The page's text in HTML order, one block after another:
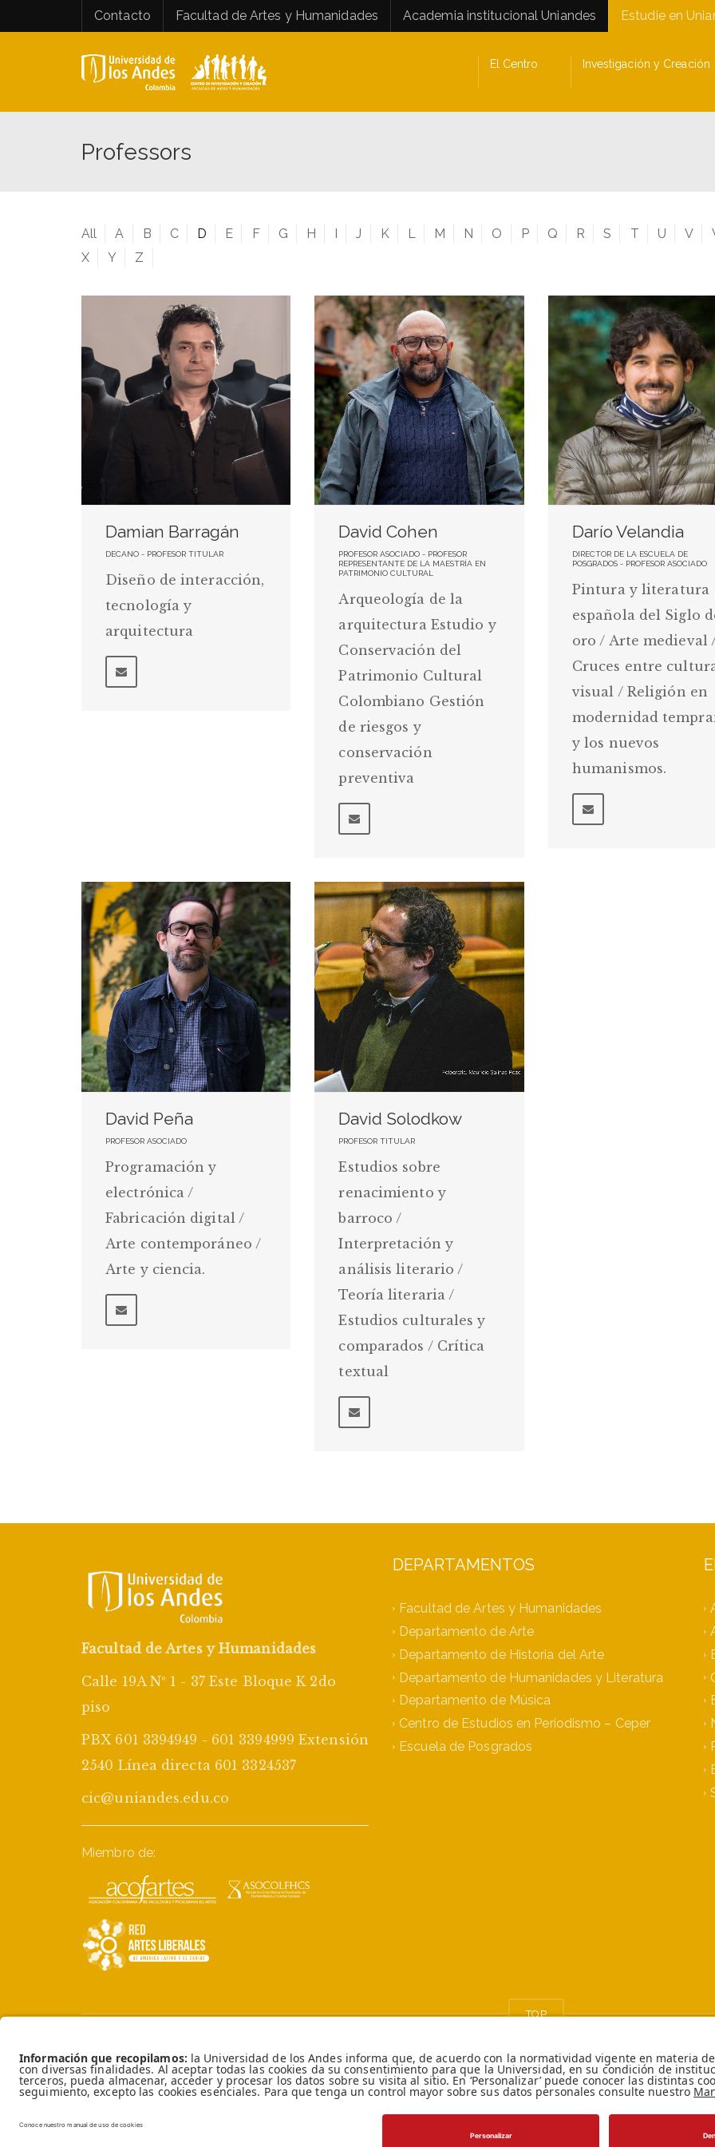
Contacto Facultad de Artes y Humanidades Academia institucional Uniandes Estudie en
El Centro Investigación y Creación
Professors
All A B C D E F G H I J K L M N O P Q R S T U V
X
Y Z
Damian Barragán
DECANO - PROFESOR TITULAR
Diseño de interacción,
tecnología y
arquitectura
David Cohen
PROFESOR ASOCIADO - PROFESOR
REPRESENTANTE DE LA MAESTRÍA EN
PATRIMONIO CULTURAL
Arqueología de la
arquitectura Estudio y
Conservación del
Patrimonio Cultural
Colombiano Gestión
de riesgos y
conservación
preventiva
Darío Velandia
DIRECTOR DE LA ESCUELA DE
POSGRADOS - PROFESOR ASOCIADO
Pintura y literatura
española del Siglo
oro / Arte medieval
Cruces entre
visual / Religión en
modernidad
y los nuevos
humanismos.
David Peña
PROFESOR ASOCIADO
Programación y
electrónica /
Fabricación digital /
Arte contemporáneo /
Arte y ciencia.
David Solodkow
PROFESOR TITULAR
Estudios sobre
renacimiento y
barroco /
Interpretación y
análisis literario /
Teoría literaria /
Estudios culturales y
comparados / Crítica
textual
Facultad de Artes y Humanidades
Calle 19A Nº 1 - 37 Este Bloque K 2do
piso
PBX 601 3394949 - 601 3394999 Extensión
2540 Línea directa 601 3324537
cic@uniandes.edu.co
Miembro de:
DEPARTAMENTOS
Facultad de Artes y Humanidades
Departamento de Arte
Departamento de Historia del Arte
Departamento de Humanidades y Literatura
Departamento de Música
Centro de Estudios en Periodismo – Ceper
Escuela de Posgrados
TOP
Universidad de los Andes | Vigilada MinEducación
Reconocimiento como Universidad: Decreto 1297 del 30 de
mayo de 1964. Reconocimiento personería jurídica: Resolución